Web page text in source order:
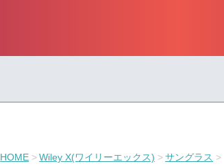
HOME Wiley X(ワイリーエックス) サングラス